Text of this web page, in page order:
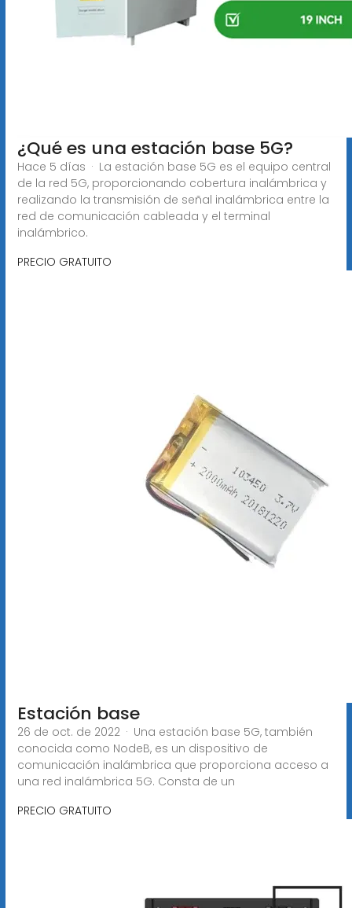
¿Qué es una estación base 5G?
Hace 5 días · La estación base 5G es el equipo central
de la red 5G, proporcionando cobertura inalámbrica y
realizando la transmisión de señal inalámbrica entre la
red de comunicación cableada y el terminal
inalámbrico.
PRECIO GRATUITO
Estación base
26 de oct. de 2022 · Una estación base 5G, también
conocida como NodeB, es un dispositivo de
comunicación inalámbrica que proporciona acceso a
una red inalámbrica 5G. Consta de un
PRECIO GRATUITO